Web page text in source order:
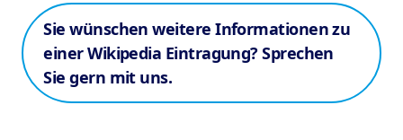
Sie wünschen weitere Informationen zu
einer Wikipedia Eintragung? Sprechen
Sie gern mit uns.